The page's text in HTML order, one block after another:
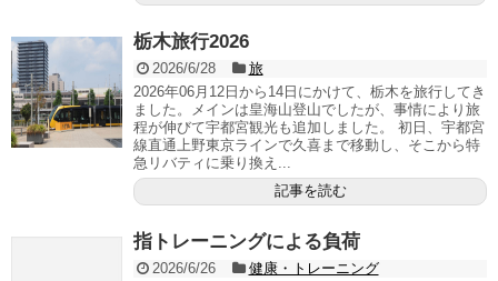
栃木旅行2026
2026/6/28
旅
2026年06月12日から14日にかけて、栃木を旅行してき
ました。メインは皇海山登山でしたが、事情により旅
程が伸びて宇都宮観光も追加しました。 初日、宇都宮
線直通上野東京ラインで久喜まで移動し、そこから特
急リバティに乗り換え...
記事を読む
指トレーニングによる負荷
2026/6/26
健康・トレーニング